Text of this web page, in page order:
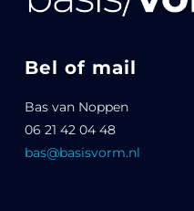
Bel of mail
Bas van Noppen
06 21 42 04 48
bas@basisvorm.nl